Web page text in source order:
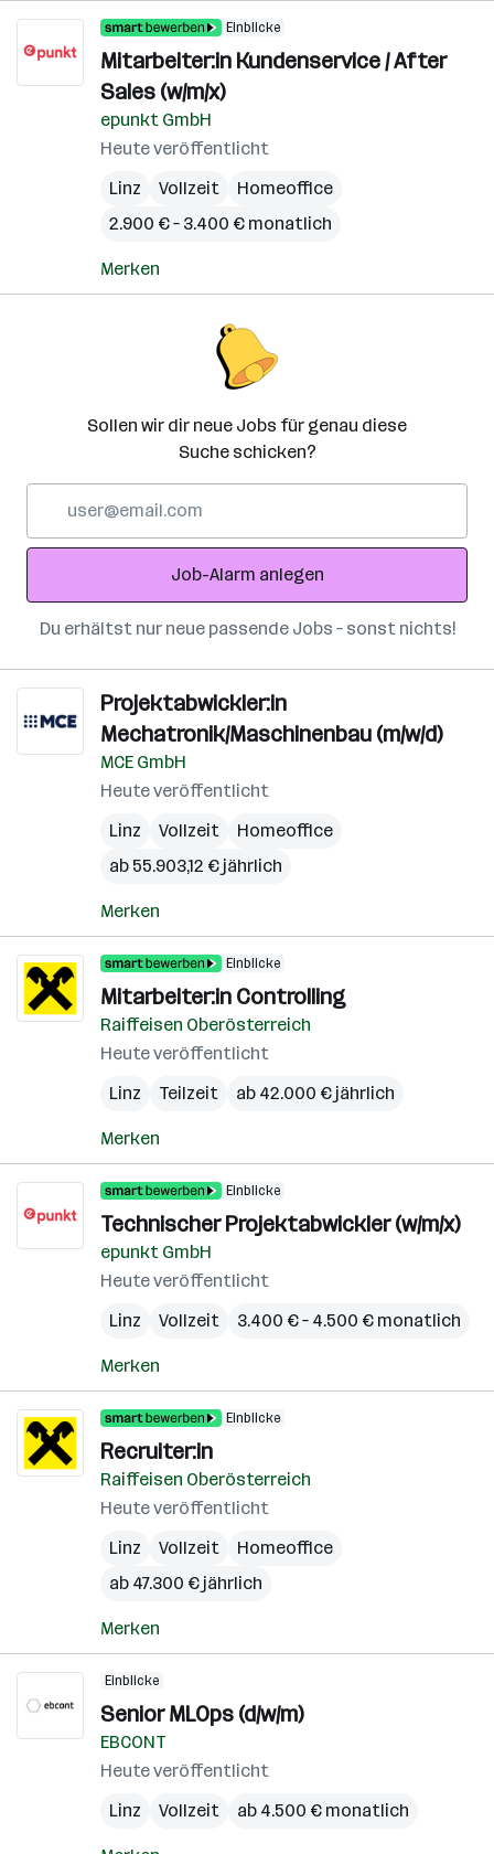
Einblicke
Mitarbeiter:in Kundenservice / After
Sales (w/m/x)
epunkt GmbH
Heute veröffentlicht
Linz
Vollzeit
Homeoffice
2.900 € – 3.400 € monatlich
Merken
Sollen wir dir neue Jobs für genau diese
Suche schicken?
Adresse
Job-Alarm anlegen
Du erhältst nur neue passende Jobs – sonst nichts!
Projektabwickler:in
Mechatronik/Maschinenbau (m/w/d)
MCE GmbH
Heute veröffentlicht
Linz
Vollzeit
Homeoffice
ab 55.903,12 € jährlich
Merken
Einblicke
Mitarbeiter:in Controlling
Raiffeisen Oberösterreich
Heute veröffentlicht
Linz
Teilzeit ab 42.000 € jährlich
Merken
Einblicke
Technischer Projektabwickler (w/m/x)
epunkt GmbH
Heute veröffentlicht
Linz
Vollzeit 3.400 € – 4.500 € monatlich
Merken
Einblicke
Recruiter:in
Raiffeisen Oberösterreich
Heute veröffentlicht
Linz
Vollzeit
Homeoffice
ab 47.300 € jährlich
Merken
Einblicke
Senior MLOps (d/w/m)
EBCONT
Heute veröffentlicht
Linz
Vollzeit ab 4.500 € monatlich